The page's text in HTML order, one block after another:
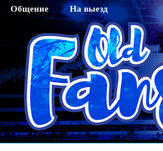
Общение
Гостевая
Регистрация
Активация кода sms
Смена пароля
Редактирование профайла
На выезд
Саратов
Тихвин
Новосибирск
Махачкала
Нижний Новгород
Оренбург